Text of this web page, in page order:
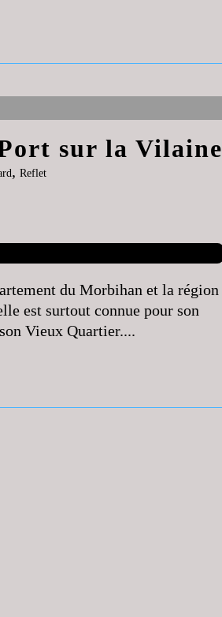
sur la Vilaine
, Reflet
du Morbihan et la région
est surtout connue pour son
Vieux Quartier....